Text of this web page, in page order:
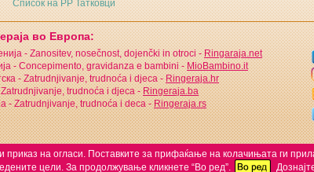
на огласи. Поставките за прифаќање на колачињата ги
цели. За продолжување кликнете “Во ред”.
Список на РР Татковци
во Европа:
- Zanositev, nosečnost, dojenčki in otroci -Ringaraja.net
- Concepimento, gravidanza e bambini -MioBambino.it
- Zatrudnjivanje, trudnoća i djeca -Ringeraja.hr
trudnoća i djeca -Ringeraja.ba
- Zatrudnjivanje, trudnoća i deca -Ringeraja.rs